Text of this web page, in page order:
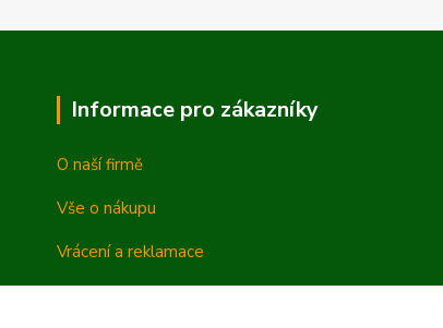
Informace pro zákazníky
O naší firmě
Vše o nákupu
Vrácení a reklamace